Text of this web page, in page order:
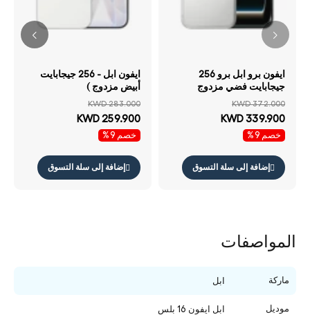
ايفون برو ابل برو 256
جيجابايت فضي مزدوج
KWD 372.000
KWD 339.900
خصم 9%
إضافة إلى سلة التسوق
ايفون ابل - 256 جيجابايت
أبيض مزدوج )
KWD 283.000
KWD 259.900
خصم 9%
إضافة إلى سلة التسوق
المواصفات
ماركة ابل
موديل ابل ايفون 16 بلس